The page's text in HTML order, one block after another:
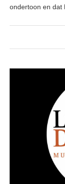
ondertoon en